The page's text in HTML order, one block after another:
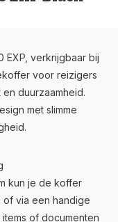
EXP, verkrijgbaar bij
voor reizigers
duurzaamheid.
met slimme
kun je de koffer
via een handige
of documenten